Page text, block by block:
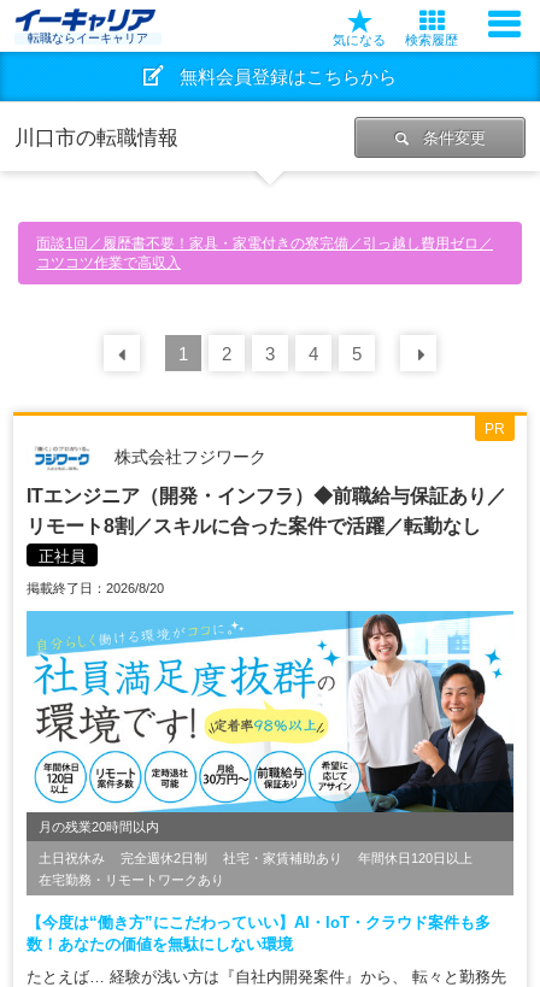
転職ならイーキャリア 気になる 検索履歴
無料会員登録はこちらから
川口市の転職情報 条件変更
面談1回／履歴書不要！家具・家電付きの寮完備／引っ越し費用ゼロ／
コツコツ作業で高収入
前の 30
1 2 3 4 5
株式会社フジワーク
ITエンジニア（開発・インフラ）◆前職給与保証あり／
リモート8割／スキルに合った案件で活躍／転勤なし
正社員
掲載終了日：2026/8/20
月の残業20時間以内
土日祝休み 完全週休2日制 社宅・家賃補助あり
年間休日120日以上
在宅勤務・リモートワークあり
【今度は“働き方”にこだわっていい】AI・IoT・クラウド案件も多
数！あなたの価値を無駄にしない環境
たとえば… 経験が浅い方は『自社内開発案件』から、 転々と勤務先
PR